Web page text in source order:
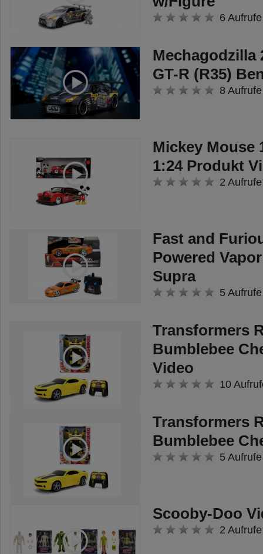
6 Aufrufe
Mechagodzilla
GT-R (R35)
8 Aufrufe
Mickey Mouse
1:24 Produkt
2 Aufrufe
Fast and
Powered
Supra
5 Aufrufe
Transformers
Bumblebee
Video
10
Transformers
Bumblebee
5 Aufrufe
Scooby-Doo
2 Aufrufe